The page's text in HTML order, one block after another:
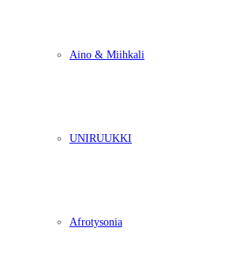
Aino & Miihkali
UNIRUUKKI
Afrotysonia